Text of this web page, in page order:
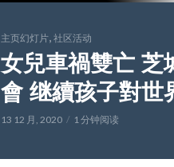
主页幻灯片, 社区活动
女兒車禍雙亡 芝
會 继續孩子對世
13 12 月, 2020 1 分钟阅读